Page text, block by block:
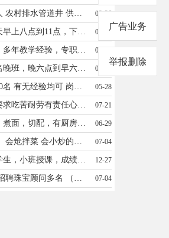
牡丹江海林用木工三人 农村排水管道井 供吃供住400一天 月结工资 又想干的联系13836434535 09-26
女，年龄45以下，每天早上八点到11点，下午12点半2点半，月工资1500，入冬到3点半，1800，电话18645530464 09-26
初中数学，物理辅导，多年教学经验，专职女教师。小班教学，每班6人。常年招收一对一，一对二，一对三。 电话13836426563（微信同步） 05-12
植物园对面猫场招一名晚班，晚六点到早六点。月薪2500，联系电话18745579621 04-27
招聘云物流业务人员10名 有无经验均可 岗位要求：20周岁以上（男女不限）稳定有上进心 沟通能力强 月入5k到10k+ 能者多劳，招商加盟电话15146299678 05-28
招聘电动三轮送货员要求吃苦耐劳有责任心联系方式15146531363 07-21
招聘长期勤杂，拌面，煮面，切配，有厨房经验优先身体健康责任心强沟通能力强，年龄52岁以下，做五休二，管吃管住，法定节假日休息，地址浙江杭州，电微同步19521422622 06-29
面馆招聘 勤杂工（女）会炝拌菜 会小炒的优先 电话18746655738 07-04
招收寒假小学生，中学生，小班授课，成绩提升快，补习数学，语文，英语，可一对一，电话15765755857 12-27
鑫源一楼周大生珠宝 招聘珠宝顾问多名 （每月工资保底3800元！上不封顶！ 带薪假2天➕节假日福利➕晋升空间➕免费学习 电话:15546571035 07-04
广告业务
举报删除